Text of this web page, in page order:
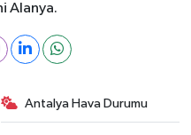
Alanya.
Antalya Hava Durumu